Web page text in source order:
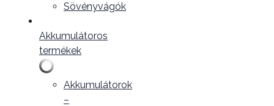
Sövényvágók
Akkumulátoros
termékek
Akkumulátorok
–